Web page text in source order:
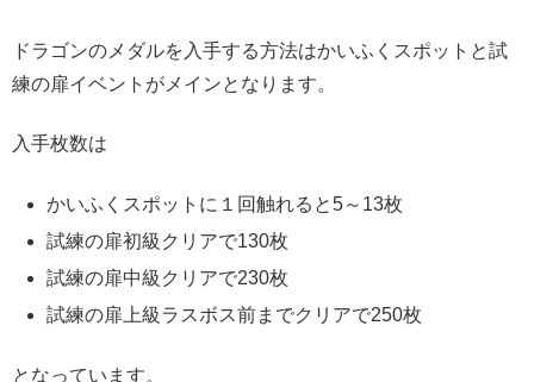
ドラゴンのメダルを入手する方法はかいふくスポットと試
練の扉イベントがメインとなります。
入手枚数は
かいふくスポットに１回触れると5～13枚
試練の扉初級クリアで130枚
試練の扉中級クリアで230枚
試練の扉上級ラスボス前までクリアで250枚
となっています。